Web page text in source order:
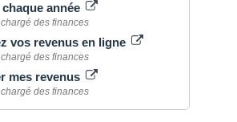
année
des finances
vos revenus en ligne
des finances
mes revenus
des finances